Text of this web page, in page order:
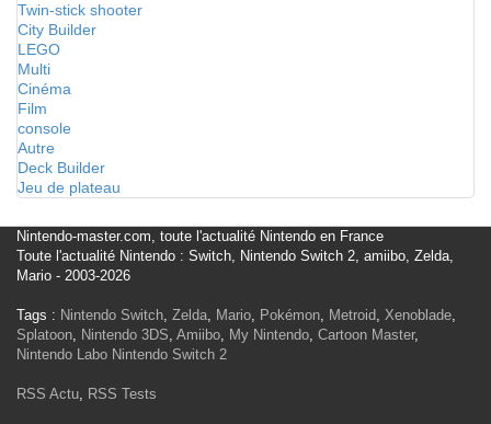
Twin-stick shooter
City Builder
LEGO
Multi
Cinéma
Film
console
Autre
Deck Builder
Jeu de plateau
Nintendo-master.com, toute l'actualité Nintendo en France
Toute l'actualité Nintendo : Switch, Nintendo Switch 2, amiibo, Zelda,
Mario - 2003-2026
Tags : Nintendo Switch, Zelda, Mario, Pokémon, Metroid, Xenoblade,
Splatoon, Nintendo 3DS, Amiibo, My Nintendo, Cartoon Master,
Nintendo Labo Nintendo Switch 2
RSS Actu, RSS Tests